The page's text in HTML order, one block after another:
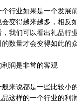
个行业如果是一个发展
会变得越来越多，相反
，我们可以看出礼品行
的数量才会变得如此的
利润是非常的客观
般来说都是一些比较小
品这样的一个行业的利